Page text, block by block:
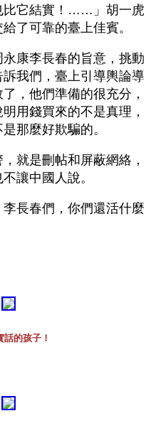
比它結實！……」胡一虎
了可靠的臺上佳賓。
康李長春的旨意，挑動
我們，臺上引導輿論導
，他們準備的很充分，
用錢買來的不是真理，
那麼好欺騙的。
就是刪帖和屏蔽網絡，
讓中國人說。
長春們，你們還活什麼
話的孩子！